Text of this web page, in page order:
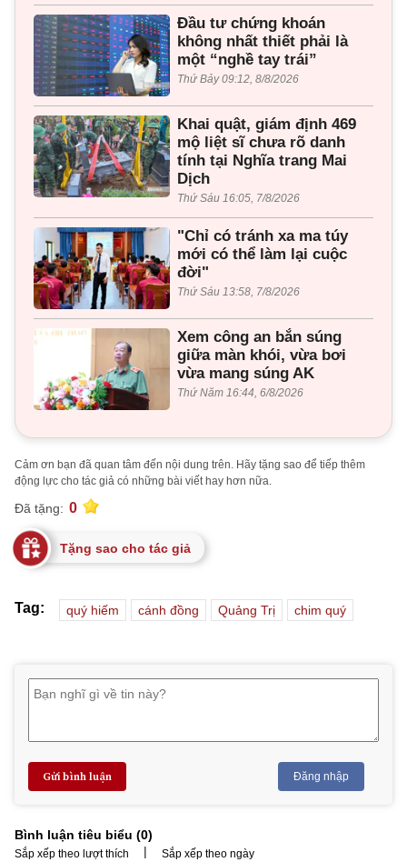
Đầu tư chứng khoán
không nhất thiết phải là
một “nghề tay trái”
Thứ Bảy 09:12, 8/8/2026
Khai quật, giám định 469
mộ liệt sĩ chưa rõ danh
tính tại Nghĩa trang Mai
Dịch
Thứ Sáu 16:05, 7/8/2026
"Chỉ có tránh xa ma túy
mới có thể làm lại cuộc
đời"
Thứ Sáu 13:58, 7/8/2026
Xem công an bắn súng
giữa màn khói, vừa bơi
vừa mang súng AK
Thứ Năm 16:44, 6/8/2026
Cảm ơn bạn đã quan tâm đến nội dung trên. Hãy tặng sao để tiếp thêm
động lực cho tác giả có những bài viết hay hơn nữa.
Đã tặng: 0
Tặng sao cho tác giả
Tag: quý hiếm cánh đồng Quảng Trị chim quý
Gửi bình luận Đăng nhập
Bình luận tiêu biểu (0)
Sắp xếp theo lượt thích | Sắp xếp theo ngày